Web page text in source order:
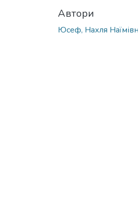
Автори
Юсеф, Нахля